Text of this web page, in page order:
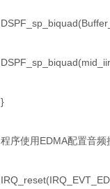
}
程序使用EDMA配置音频